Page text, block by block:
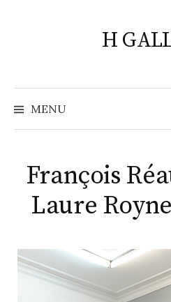
H
MENU
François
Laure